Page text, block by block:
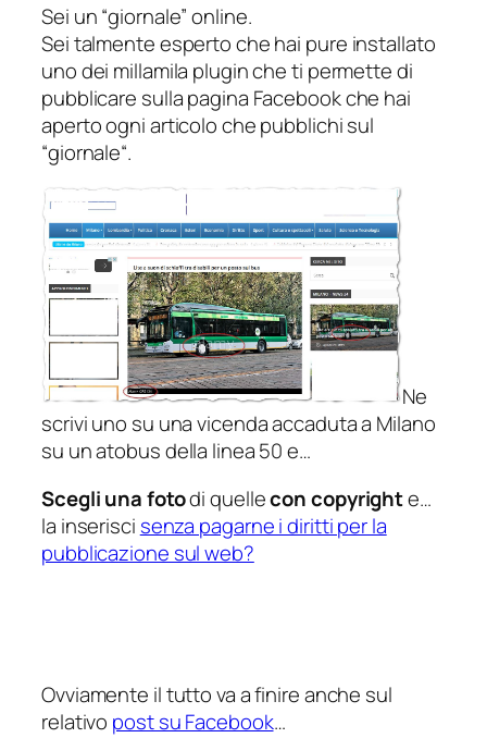
Sei un “giornale” online.
Sei talmente esperto che hai pure installato
uno dei millamila plugin che ti permette di
pubblicare sulla pagina Facebook che hai
aperto ogni articolo che pubblichi sul
“giornale“.
Ne
scrivi uno su una vicenda accaduta a Milano
su un atobus della linea 50 e…
Scegli una fotodi quellecon copyrighte…
la inserisci senza pagarne i diritti per la
pubblicazione sul web?
Ovviamente il tutto va a finire anche sul
relativo post su Facebook…